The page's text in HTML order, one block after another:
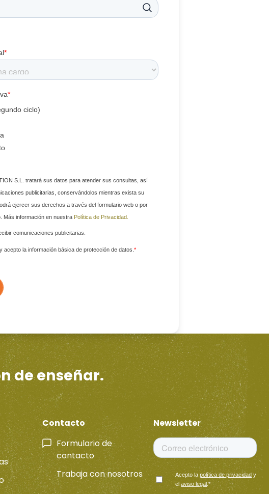
*
*
ciclo)
S.L. tratará sus datos para atender sus consultas, así
publicitarias, conservándolos mientras exista su
ejercer sus derechos a través del formulario web o por
Más información en nuestra Política de Privacidad.
comunicaciones publicitarias.
acepto la información básica de protección de datos. *
de enseñar.
Contacto
Formulario de
contacto
Trabaja con nosotros
Newsletter
Acepto lapolítica de privacidady
elaviso legal .*